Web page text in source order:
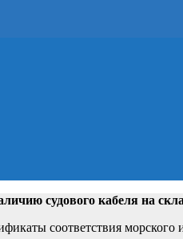
судового кабеля на
соответствия морского